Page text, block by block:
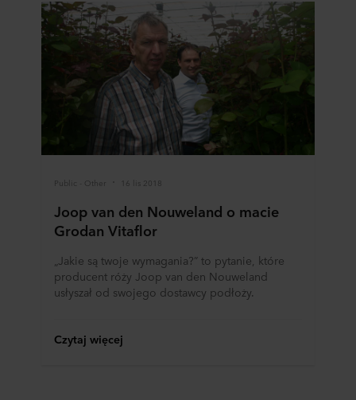
Public - Other 16 lis 2018
Joop van den Nouweland o macie
Grodan Vitaflor
„Jakie są twoje wymagania?” to pytanie, które
producent róży Joop van den Nouweland
usłyszał od swojego dostawcy podłoży.
Czytaj więcej